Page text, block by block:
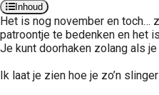
Inhoud
Het is nog november en toch…
patroontje te bedenken en het
Je kunt doorhaken zolang als
Ik laat je zien hoe je zo’n